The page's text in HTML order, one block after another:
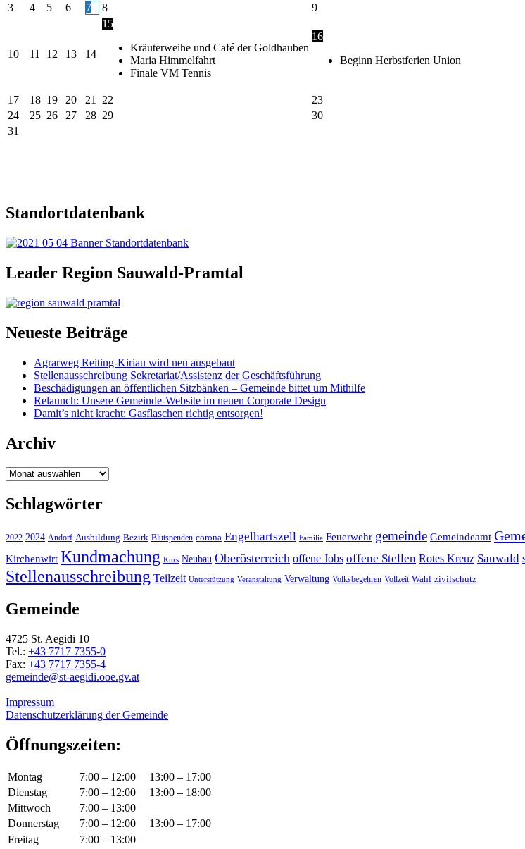
3
4 5 6 7 8 9
10 11 12 13 14
15
Kräuterweihe und Café der Goldhauben
Maria Himmelfahrt
Finale VM Tennis
16
Beginn Herbstferien Union
17 18 19 20 21 22
23
24
25 26 27 28 29
30
31
Standortdatenbank
Leader Region Sauwald-Pramtal
Neueste Beiträge
Agrarweg Reiting-Kiriau wird neu ausgebaut
Stellenausschreibung Sekretariat/Assistenz der Geschäftsführung
Beschädigungen an öffentlichen Sitzbänken – Gemeinde bittet um Mithilfe
Relaunch: Unsere Gemeinde-Website im neuen Corporate Design
Damit’s nicht kracht: Gasflaschen richtig entsorgen!
Archiv
Archiv
Schlagwörter
2022 2024 Andorf Ausbildung Bezirk Blutspenden corona Engelhartszell Familie Feuerwehr gemeinde Gemeindeamt
Kirchenwirt Kundmachung Kurs Neubau Oberösterreich offene Jobs offene Stellen Rotes Kreuz Sauwald
Stellenausschreibung Teilzeit Unterstützung Veranstaltung Verwaltung Volksbegehren Vollzeit Wahl zivilschutz
Gemeinde
4725 St. Aegidi 10
Tel.: +43 7717 7355-0
Fax: +43 7717 7355-4
gemeinde@st-aegidi.ooe.gv.at
Impressum
Datenschutzerklärung der Gemeinde
Öffnungszeiten:
Montag 7:00 – 12:00
13:00 – 17:00
Dienstag
7:00 – 12:00
13:00 – 18:00
Mittwoch
7:00 – 13:00
Donnerstag
7:00 – 12:00
13:00 – 17:00
Freitag
7:00 – 13:00